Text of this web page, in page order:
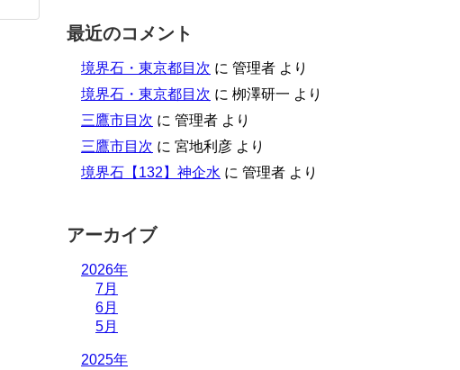
最近のコメント
境界石・東京都目次 に 管理者 より
境界石・東京都目次 に 栁澤研一 より
三鷹市目次 に 管理者 より
三鷹市目次 に 宮地利彦 より
境界石【132】神企水 に 管理者 より
アーカイブ
2026年
7月
6月
5月
2025年